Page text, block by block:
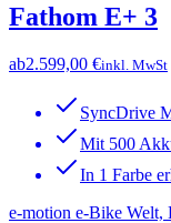
Fathom E+ 3
ab2.599,00 €inkl. MwSt
SyncDrive
Mit 500
In 1 Farbe
e-motion e-Bike Welt,